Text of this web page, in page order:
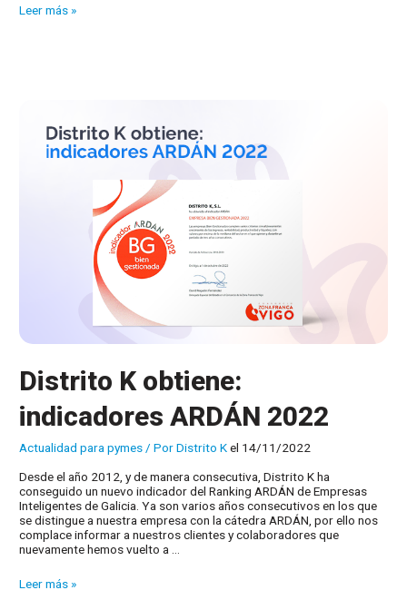
Conexión
Leer más »
Distrito K obtiene:
indicadores ARDÁN 2022
Actualidad para pymes / PorDistrito Kel 14/11/2022
Desde el año 2012, y de manera consecutiva, Distrito K ha
conseguido un nuevo indicador del Ranking ARDÁN de Empresas
Inteligentes de Galicia. Ya son varios años consecutivos en los que
se distingue a nuestra empresa con la cátedra ARDÁN, por ello nos
complace informar a nuestros clientes y colaboradores que
nuevamente hemos vuelto a …
Distrito
Leer más »